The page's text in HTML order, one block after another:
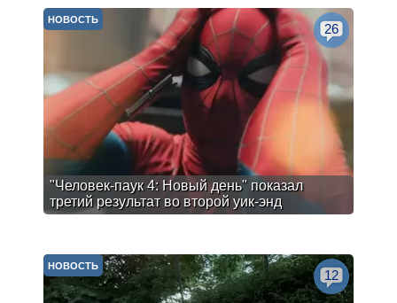
"Человек-паук 4: Новый день" показал
третий результат во второй уик-энд
НОВОСТЬ
26
НОВОСТЬ
12